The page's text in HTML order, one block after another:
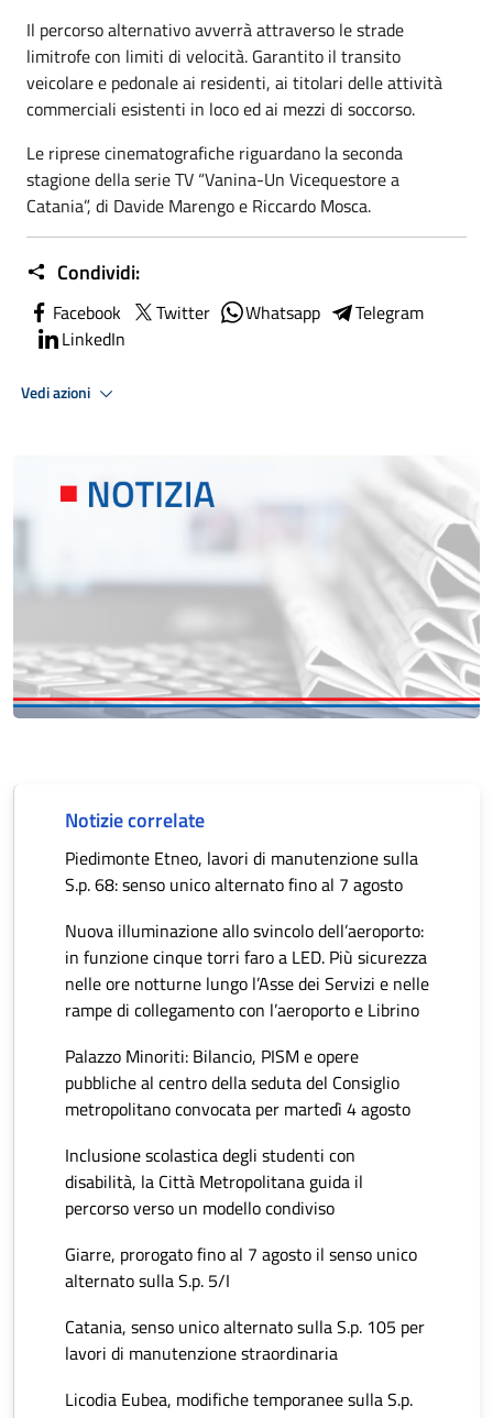
Il percorso alternativo avverrà attraverso le strade
limitrofe con limiti di velocità. Garantito il transito
veicolare e pedonale ai residenti, ai titolari delle attività
commerciali esistenti in loco ed ai mezzi di soccorso.
Le riprese cinematografiche riguardano la seconda
stagione della serie TV “Vanina-Un Vicequestore a
Catania”, di Davide Marengo e Riccardo Mosca.
Condividi:
Facebook Twitter Whatsapp
Telegram
LinkedIn
Vedi azioni
Notizie correlate
Piedimonte Etneo, lavori di manutenzione sulla
S.p. 68: senso unico alternato fino al 7 agosto
Nuova illuminazione allo svincolo dell’aeroporto:
in funzione cinque torri faro a LED. Più sicurezza
nelle ore notturne lungo l’Asse dei Servizi e nelle
rampe di collegamento con l’aeroporto e Librino
Palazzo Minoriti: Bilancio, PISM e opere
pubbliche al centro della seduta del Consiglio
metropolitano convocata per martedì 4 agosto
Inclusione scolastica degli studenti con
disabilità, la Città Metropolitana guida il
percorso verso un modello condiviso
Giarre, prorogato fino al 7 agosto il senso unico
alternato sulla S.p. 5/I
Catania, senso unico alternato sulla S.p. 105 per
lavori di manutenzione straordinaria
Licodia Eubea, modifiche temporanee sulla S.p.